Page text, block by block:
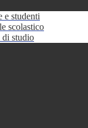
e studenti
scolastico
di studio